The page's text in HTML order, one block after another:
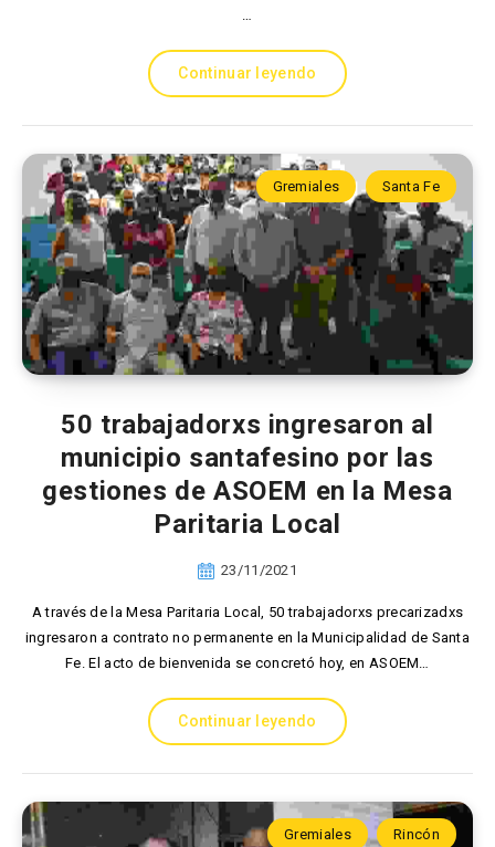
…
Continuar leyendo
Gremiales Santa Fe
50 trabajadorxs ingresaron al
municipio santafesino por las
gestiones de ASOEM en la Mesa
Paritaria Local
23/11/2021
A través de la Mesa Paritaria Local, 50 trabajadorxs precarizadxs
ingresaron a contrato no permanente en la Municipalidad de Santa
Fe. El acto de bienvenida se concretó hoy, en ASOEM…
Continuar leyendo
Gremiales Rincón